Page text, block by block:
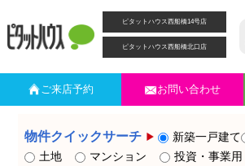
ピタットハウス西船橋14号店
ピタットハウス西船橋北口店
ご来店予約 お問い合わせ
物件クイックサーチ 新築一戸建て
土地
マンション 投資・事業用